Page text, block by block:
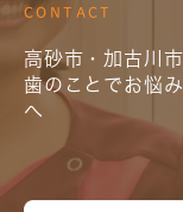
CONTACT
高砂市・加古川
歯のことでお悩
へ